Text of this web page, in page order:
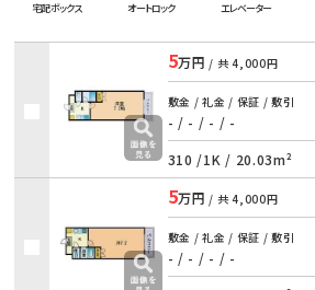
宅配ボックス オートロック エレベーター
5万円 / 共4,000円
敷金 / 礼金 / 保証 / 敷引
- / - / - / -
310 /1K / 20.03m²
5万円 / 共4,000円
敷金 / 礼金 / 保証 / 敷引
- / - / - / -